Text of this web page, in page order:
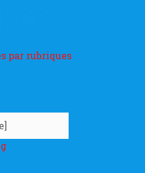
par rubriques